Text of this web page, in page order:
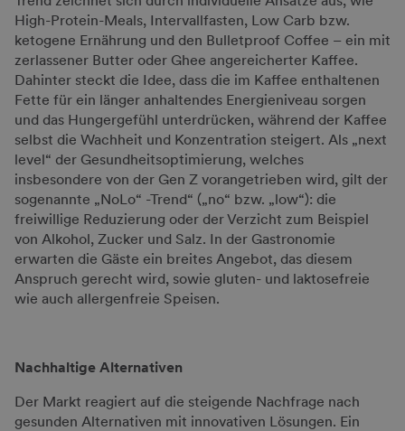
High-Protein-Meals, Intervallfasten, Low Carb bzw.
ketogene Ernährung und den Bulletproof Coffee – ein mit
zerlassener Butter oder Ghee angereicherter Kaffee.
Dahinter steckt die Idee, dass die im Kaffee enthaltenen
Fette für ein länger anhaltendes Energieniveau sorgen
und das Hungergefühl unterdrücken, während der Kaffee
selbst die Wachheit und Konzentration steigert. Als „next
level“ der Gesundheitsoptimierung, welches
insbesondere von der Gen Z vorangetrieben wird, gilt der
sogenannte „NoLo“ -Trend“ („no“ bzw. „low“): die
freiwillige Reduzierung oder der Verzicht zum Beispiel
von Alkohol, Zucker und Salz. In der Gastronomie
erwarten die Gäste ein breites Angebot, das diesem
Anspruch gerecht wird, sowie gluten- und laktosefreie
wie auch allergenfreie Speisen.
Nachhaltige Alternativen
Der Markt reagiert auf die steigende Nachfrage nach
gesunden Alternativen mit innovativen Lösungen. Ein